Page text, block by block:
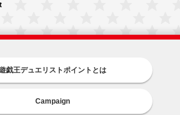
戯王デュエリストポイントとは
Campaign